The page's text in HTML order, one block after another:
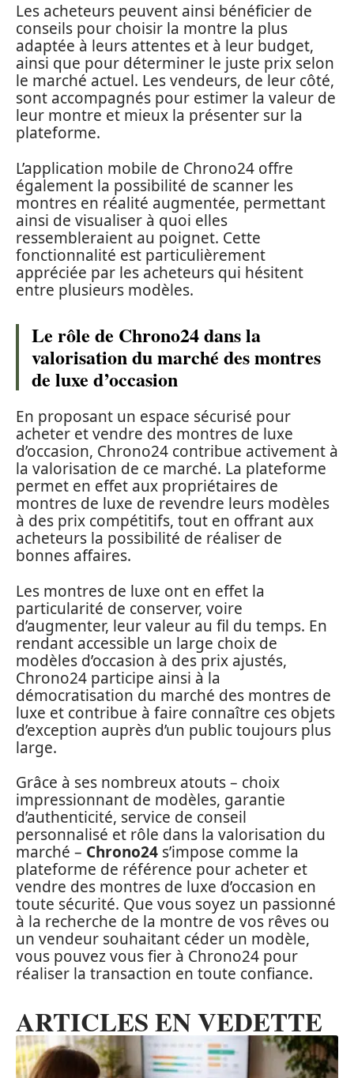
Les acheteurs peuvent ainsi bénéficier de
conseils pour choisir la montre la plus
adaptée à leurs attentes et à leur budget,
ainsi que pour déterminer le juste prix selon
le marché actuel. Les vendeurs, de leur côté,
sont accompagnés pour estimer la valeur de
leur montre et mieux la présenter sur la
plateforme.
L’application mobile de Chrono24 offre
également la possibilité de scanner les
montres en réalité augmentée, permettant
ainsi de visualiser à quoi elles
ressembleraient au poignet. Cette
fonctionnalité est particulièrement
appréciée par les acheteurs qui hésitent
entre plusieurs modèles.
Le rôle de Chrono24 dans la
valorisation du marché des montres
de luxe d’occasion
En proposant un espace sécurisé pour
acheter et vendre des montres de luxe
d’occasion, Chrono24 contribue activement à
la valorisation de ce marché. La plateforme
permet en effet aux propriétaires de
montres de luxe de revendre leurs modèles
à des prix compétitifs, tout en offrant aux
acheteurs la possibilité de réaliser de
bonnes affaires.
Les montres de luxe ont en effet la
particularité de conserver, voire
d’augmenter, leur valeur au fil du temps. En
rendant accessible un large choix de
modèles d’occasion à des prix ajustés,
Chrono24 participe ainsi à la
démocratisation du marché des montres de
luxe et contribue à faire connaître ces objets
d’exception auprès d’un public toujours plus
large.
Grâce à ses nombreux atouts – choix
impressionnant de modèles, garantie
d’authenticité, service de conseil
personnalisé et rôle dans la valorisation du
marché – Chrono24 s’impose comme la
plateforme de référence pour acheter et
vendre des montres de luxe d’occasion en
toute sécurité. Que vous soyez un passionné
à la recherche de la montre de vos rêves ou
un vendeur souhaitant céder un modèle,
vous pouvez vous fier à Chrono24 pour
réaliser la transaction en toute confiance.
ARTICLES EN VEDETTE